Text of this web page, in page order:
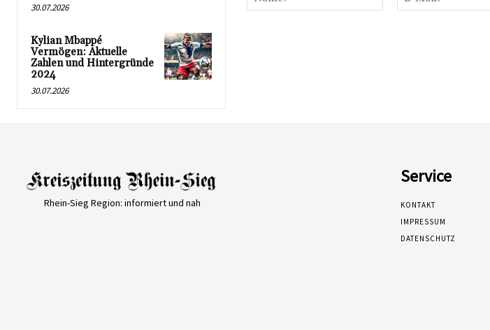
30.07.2026
Kylian Mbappé
Vermögen: Aktuelle
Zahlen und Hintergründe
2024
30.07.2026
Rhein-Sieg Region: informiert und nah
Service
KONTAKT
IMPRESSUM
DATENSCHUTZ